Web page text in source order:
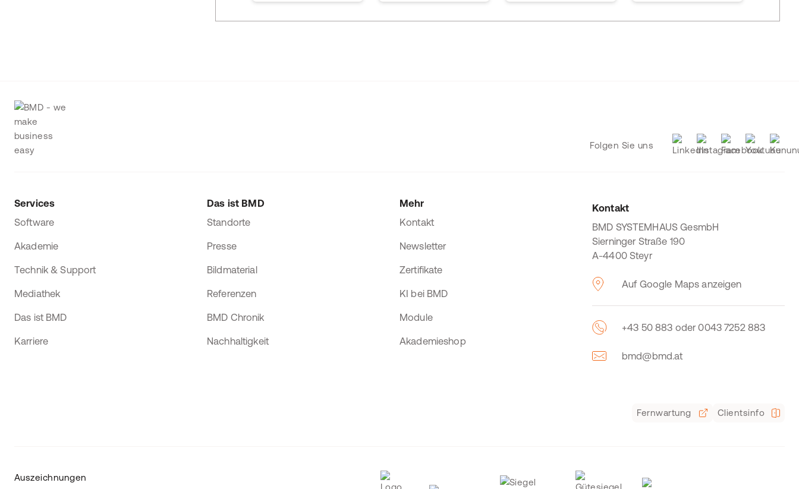
Folgen Sie uns
Services
Software
Akademie
Technik & Support
Mediathek
Das ist BMD
Karriere
Das ist BMD
Standorte
Presse
Bildmaterial
Referenzen
BMD Chronik
Nachhaltigkeit
Mehr
Kontakt
Newsletter
Zertifikate
KI bei BMD
Module
Akademieshop
Kontakt
BMD SYSTEMHAUS GesmbH
Sierninger Straße 190
A-4400 Steyr
Auf Google Maps anzeigen
+43 50 883 oder 0043 7252 883
bmd@bmd.at
Fernwartung Clientsinfo
Auszeichnungen